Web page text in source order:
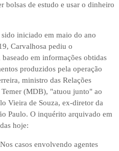
bolsas de estudo e usar o dinheiro
iniciado em maio do ano
Carvalhosa pediu o
em informações obtidas
produzidos pela operação
ministro das Relações
(MDB), "atuou junto" ao
Vieira de Souza, ex-diretor da
Paulo. O inquérito arquivado em
hoje:
casos envolvendo agentes